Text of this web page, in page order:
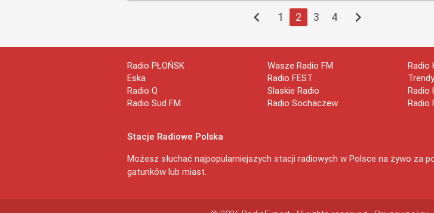
chevron_left 1 2 3 4 chevron_right
Radio PŁOŃSK
Eska
Radio Q
Radio Sud FM
Wasze Radio FM
Radio FEST
Slaskie Radio
Radio Sochaczew
Radio
Radio
Radio
Stacje Radiowe Polska
Możesz słuchać najpopularniejszych stacji radiowych w Polsce na żywo za
gatunków lub miast.